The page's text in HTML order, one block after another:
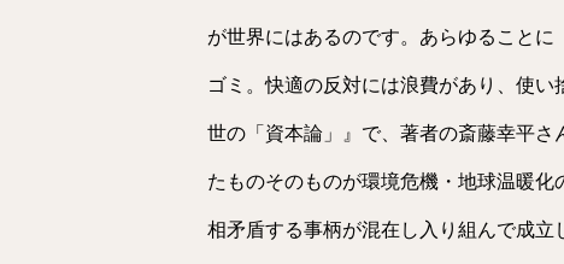
が世界にはあるのです。あらゆること
ゴミ。快適の反対には浪費があり、使
世の「資本論」』で、著者の斎藤幸平
たものそのものが環境危機・地球温暖
相矛盾する事柄が混在し入り組んで成